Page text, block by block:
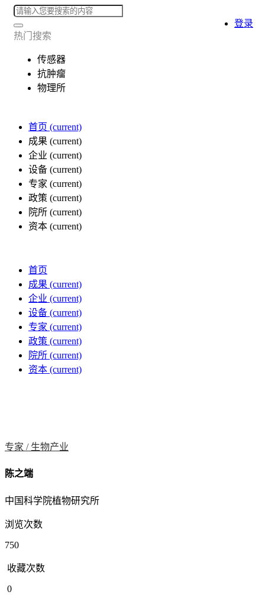
热门搜索
传感器
抗肿瘤
物理所
首页 (current)
成果 (current)
企业 (current)
设备 (current)
专家 (current)
政策 (current)
院所 (current)
资本 (current)
登录
首页
成果 (current)
企业 (current)
设备 (current)
专家 (current)
政策 (current)
院所 (current)
资本 (current)
专家 / 生物产业
陈之端
中国科学院植物研究所
浏览次数
750
收藏次数
0